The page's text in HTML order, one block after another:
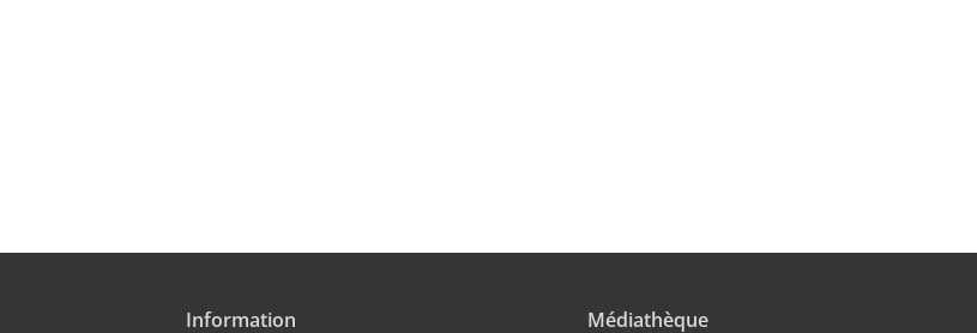
Information Médiathèque